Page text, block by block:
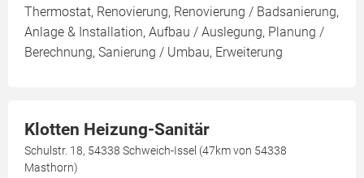
Thermostat, Renovierung, Renovierung / Badsanierung,
Anlage & Installation, Aufbau / Auslegung, Planung /
Berechnung, Sanierung / Umbau, Erweiterung
Klotten Heizung-Sanitär
Schulstr. 18, 54338 Schweich-Issel (47km von 54338
Masthorn)